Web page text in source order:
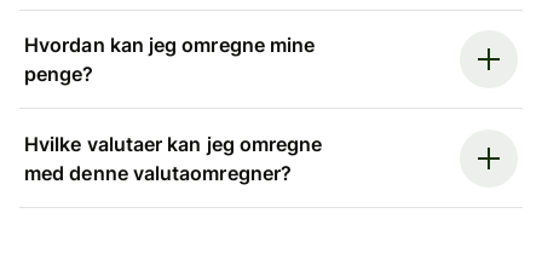
Hvordan kan jeg omregne mine
penge?
Hvilke valutaer kan jeg omregne
med denne valutaomregner?